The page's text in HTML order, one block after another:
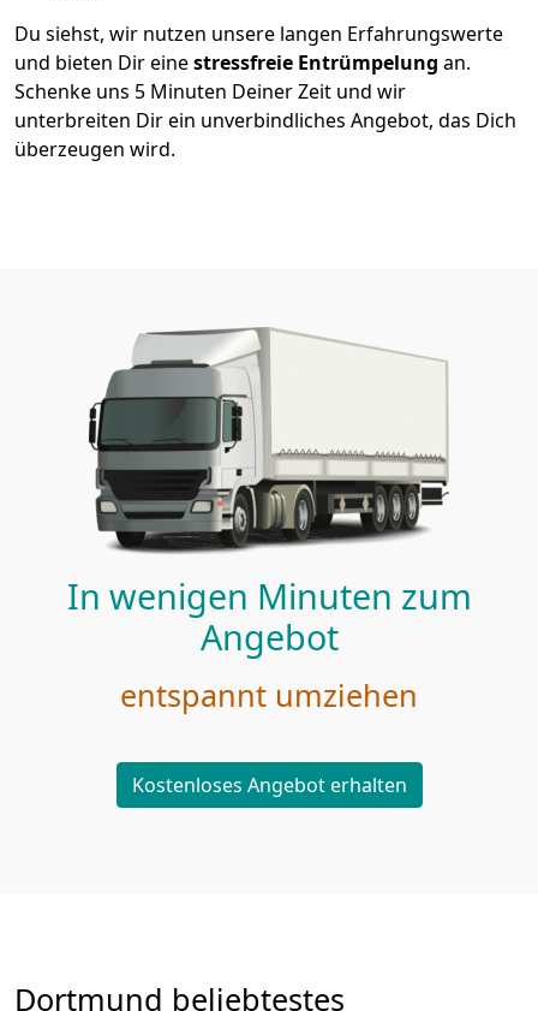
Du siehst, wir nutzen unsere langen Erfahrungswerte
und bieten Dir einestressfreie Entrümpelung an.
Schenke uns 5 Minuten Deiner Zeit und wir
unterbreiten Dir ein unverbindliches Angebot, das Dich
überzeugen wird.
In wenigen Minuten zum
Angebot
entspannt umziehen
Kostenloses Angebot erhalten
Dortmund beliebtestes